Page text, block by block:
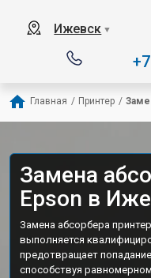
Ижевск ▼
Главная / Принтер /
Замена
Epson в
Замена абсорбера
выполняется
предотвращает
способствуя